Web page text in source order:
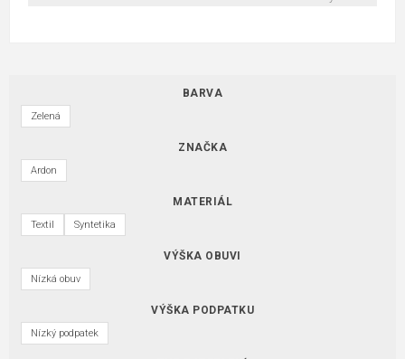
BARVA
Zelená
ZNAČKA
Ardon
MATERIÁL
Textil Syntetika
VÝŠKA OBUVI
Nízká obuv
VÝŠKA PODPATKU
Nízký podpatek